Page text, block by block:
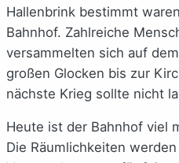
Hallenbrink bestimmt
Bahnhof. Zahlreiche
versammelten sich auf
großen Glocken bis zur
nächste Krieg sollte nicht
Heute ist der Bahnhof viel
Die Räumlichkeiten